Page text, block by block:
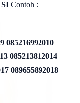
Contoh :
085216992010
085213812014
089655892018